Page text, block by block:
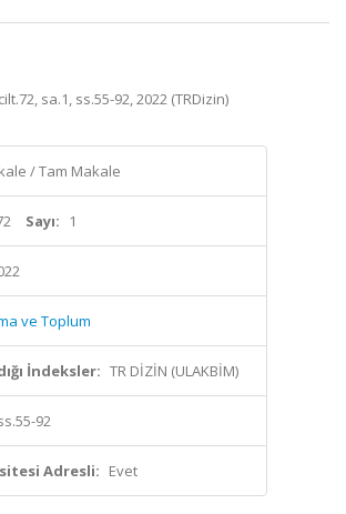
sa.1, ss.55-92, 2022 (TRDizin)
/ Tam Makale
Sayı: 1
ve Toplum
İndeksler: TR DİZİN (ULAKBİM)
92
Adresli: Evet